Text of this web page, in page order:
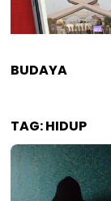
BUDAYA
TAG:HIDUP